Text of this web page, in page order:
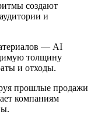
создают
и
— AI
толщину
и отходы.
прошлые продажи
компаниям